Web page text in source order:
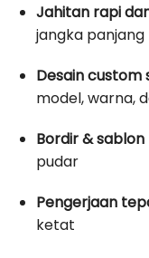
Jahitan rapi
jangka panjang
Desain custom
model, warna,
Bordir &
pudar
Pengerjaan
ketat